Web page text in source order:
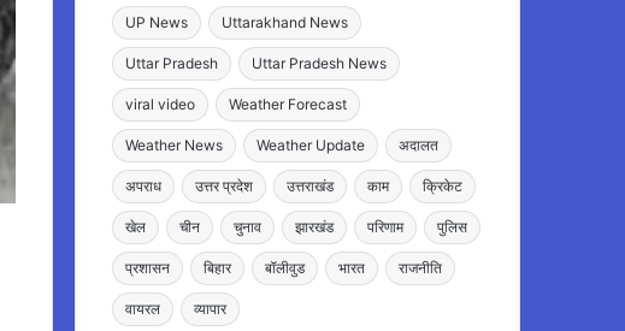
UP News Uttarakhand News
Uttar Pradesh Uttar Pradesh News
viral video Weather Forecast
Weather News Weather Update अदालत
अपराध उत्तर प्रदेश उत्तराखंड काम क्रिकेट
खेल चीन चुनाव झारखंड परिणाम पुलिस
प्रशासन बिहार बॉलीवुड भारत राजनीति
वायरल व्यापार